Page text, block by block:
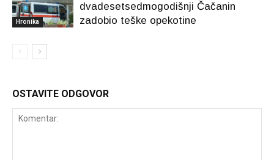
Hronika
dvadesetsedmogodišnji Čačanin
zadobio teške opekotine
OSTAVITE ODGOVOR